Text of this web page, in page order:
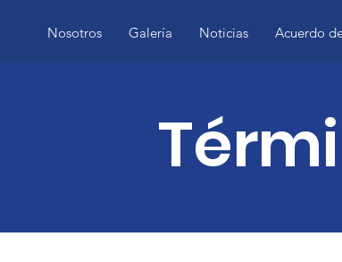
Nosotros Galería Noticias Acuerdo